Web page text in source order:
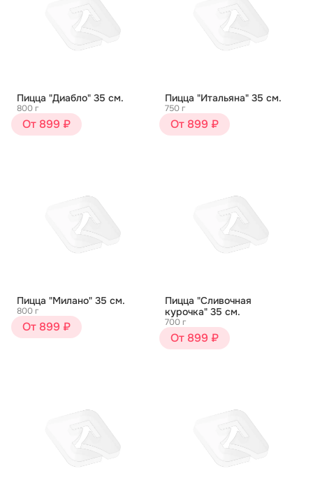
Пицца "Диабло" 35 см.
800 г
От 899 ₽
Пицца "Итальяна" 35 см.
750 г
От 899 ₽
Пицца "Милано" 35 см.
800 г
От 899 ₽
Пицца "Сливочная
курочка" 35 см.
700 г
От 899 ₽